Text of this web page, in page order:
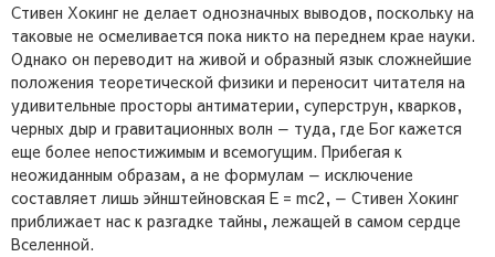
Стивен Хокинг не делает однозначных выводов, поскольку на
таковые не осмеливается пока никто на переднем крае науки.
Однако он переводит на живой и образный язык сложнейшие
положения теоретической физики и переносит читателя на
удивительные просторы антиматерии, суперструн, кварков,
черных дыр и гравитационных волн — туда, где Бог кажется
еще более непостижимым и всемогущим. Прибегая к
неожиданным образам, а не формулам — исключение
составляет лишь эйнштейновская Е = mc2, — Стивен Хокинг
приближает нас к разгадке тайны, лежащей в самом сердце
Вселенной.